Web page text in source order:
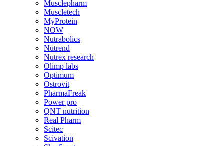
Musclepharm
Muscletech
MyProtein
NOW
Nutrabolics
Nutrend
Nutrex research
Olimp labs
Optimum
Ostrovit
PharmaFreak
Power pro
QNT nutrition
Real Pharm
Scitec
Scivation